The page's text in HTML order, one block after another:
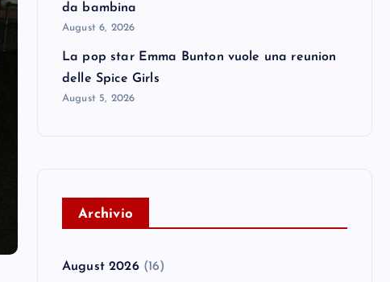
da bambina
August 6, 2026
La pop star Emma Bunton vuole una reunion
delle Spice Girls
August 5, 2026
Archivio
August 2026(16)